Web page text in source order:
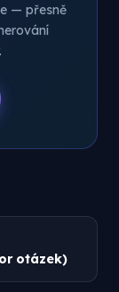
— přesně
otázek)